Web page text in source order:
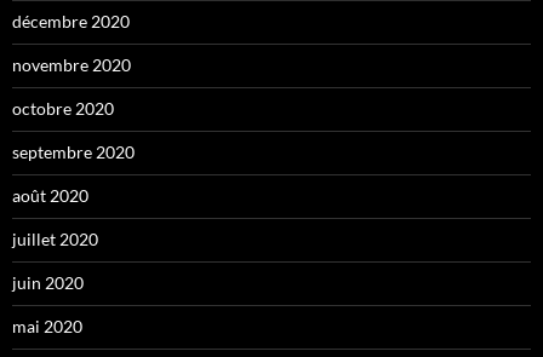
décembre 2020
novembre 2020
octobre 2020
septembre 2020
août 2020
juillet 2020
juin 2020
mai 2020